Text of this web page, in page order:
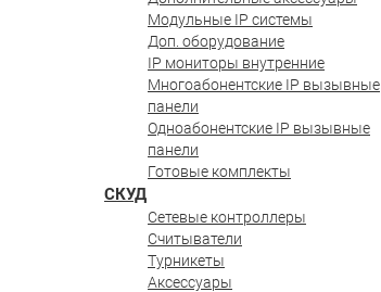
Модульные IP системы
Доп. оборудование
IP мониторы внутренние
Многоабонентские IP вызывные
панели
Одноабонентские IP вызывные
панели
Готовые комплекты
СКУД
Сетевые контроллеры
Считыватели
Турникеты
Аксессуары